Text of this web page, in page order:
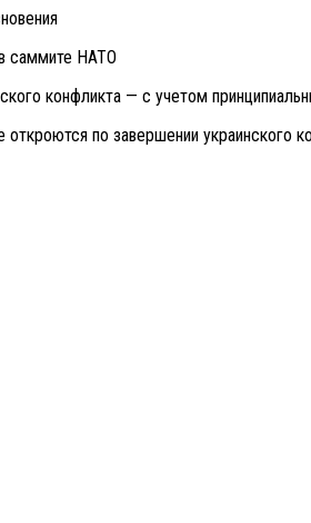
саммите НАТО
конфликта — с учетом
по завершении украинского